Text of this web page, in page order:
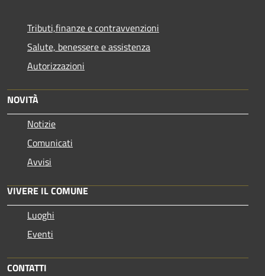
Tributi,finanze e contravvenzioni
Salute, benessere e assistenza
Autorizzazioni
NOVITÀ
Notizie
Comunicati
Avvisi
VIVERE IL COMUNE
Luoghi
Eventi
CONTATTI